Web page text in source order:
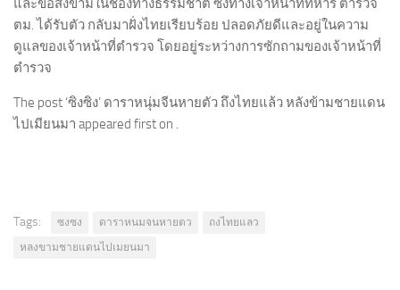
และขอส่งข้ามในช่องทางธรรมชาติ ซึ่งทางเจ้าหน้าที่ทหาร ตำรวจ
ตม. ได้รับตัว กลับมาฝั่งไทยเรียบร้อย ปลอดภัยดีและอยู่ในความ
ดูแลของเจ้าหน้าที่ตำรวจ โดยอยู่ระหว่างการซักถามของเจ้าหน้าที่
ตำรวจ
The post ‘ซิงซิง’ ดาราหนุ่มจีนหายตัว ถึงไทยแล้ว หลังข้ามชายแดน
ไปเมียนมา appeared first on .
Tags: ซงซง ดาราหนมจนหายตว
ถงไทยแลว
หลงขามชายแดนไปเมยนมา